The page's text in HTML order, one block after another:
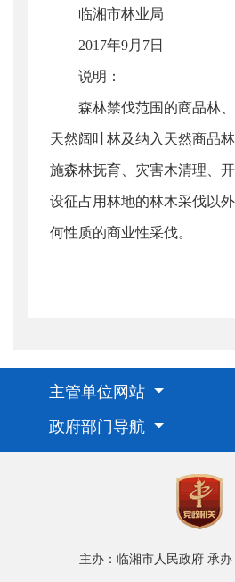
临湘市林业局
2017年9月7日
说明：
森林禁伐范围的商品林
天然阔叶林及纳入天然商品
施森林抚育、灾害木清理、
设征占用林地的林木采伐以
何性质的商业性采伐。
主管单位网站
政府部门导航
主办：临湘市人民政府 承办